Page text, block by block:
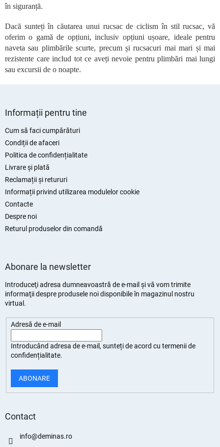
s
t
ă
r
în siguranță.
Dacă sunteți în căutarea unui rucsac de ciclism în stil rucsac, vă
oferim o gamă de opțiuni, inclusiv opțiuni ușoare, ideale pentru
naveta sau plimbările scurte, precum și rucsacuri mai mari și mai
rezistente care includ tot ce aveți nevoie pentru plimbări mai lungi
sau excursii de o noapte.
Informații pentru tine
Cum să faci cumpărături
Condiții de afaceri
Politica de confidențialitate
Livrare și plată
Reclamații și retururi
Informații privind utilizarea modulelor cookie
Contacte
Despre noi
Returul produselor din comandă
Abonare la newsletter
Introduceţi adresa dumneavoastră de e-mail şi vă vom trimite
informaţii despre produsele noi disponibile în magazinul nostru
virtual.
Adresă de e-mail
Introducând adresa de e-mail, sunteți deacord cu termenii de
confidențialitate.
ABONARE
Contact
info@deminas.ro